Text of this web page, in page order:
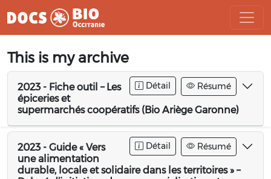
au
contenu
This is my archive
Détail Résumé
2023 - Fiche outil – Les
épiceries et
supermarchés coopératifs (Bio Ariège Garonne)
Détail Résumé
2023 - Guide « Vers
une alimentation
durable, locale et solidaire dans les territoires » –